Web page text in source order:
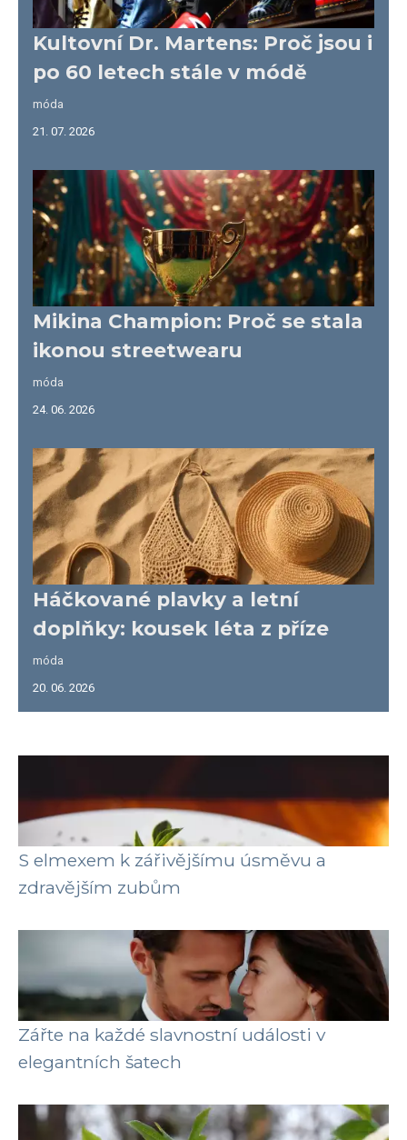
Kultovní Dr. Martens: Proč jsou i
po 60 letech stále v módě
móda
21. 07. 2026
Mikina Champion: Proč se stala
ikonou streetwearu
móda
24. 06. 2026
Háčkované plavky a letní
doplňky: kousek léta z příze
móda
20. 06. 2026
S elmexem k zářivějšímu úsměvu a
zdravějším zubům
Zářte na každé slavnostní události v
elegantních šatech